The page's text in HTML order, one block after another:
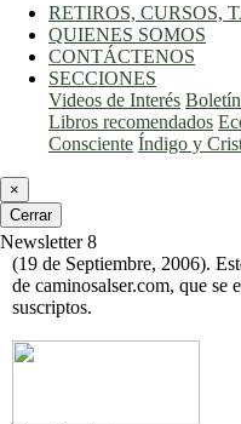
RETIROS, CURSOS,
QUIENES SOMOS
CONTÁCTENOS
SECCIONES
Videos de Interés
Libros recomendados
Consciente Índigo y
×
Cerrar
Newsletter 8
(19 de Septiembre, 2006).
de caminosalser.com, que se
suscriptos.